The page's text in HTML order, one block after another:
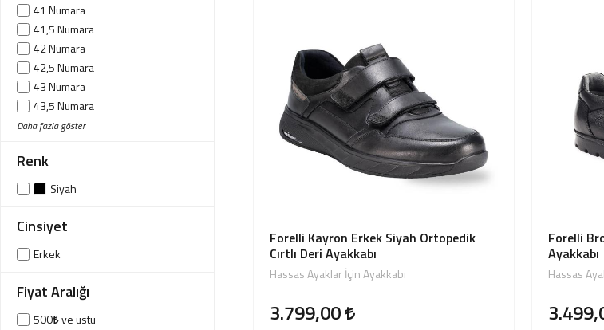
Yeni Üyelik
Giriş Yap
Sipariş Takibi
Sipariş İptal/İade
41 Numara
41,5 Numara
42 Numara
42,5 Numara
43 Numara
43,5 Numara
44 Numara
Daha fazla göster
Renk
Siyah
Cinsiyet
Erkek
Fiyat Aralığı
500 ve üstü
Forelli Kayron Erkek Siyah Ortopedik
Cırtlı Deri Ayakkabı
Hassas Ayaklar İçin Ayakkabı
3.799,00
Forelli
Ayakkabı
Hassas